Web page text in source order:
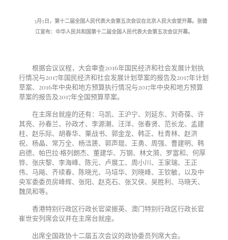
3月5 日，第十二届全国人民代表大会第五次会议在北京人民大会堂开幕。张德
江宣布：中华人民共和国第十二届全国人民代表大会第五次会议开幕。
根据会议议程，大会审查2016年国民经济和社会发展计划执
行情况与2017年国民经济和社会发展计划草案的报告及2017年计划
草案、2016年中央和地方预算执行情况与2017年中央和地方预算
草案的报告及2017年全国预算草案。
在主席台就座的还有：马凯、王沪宁、刘延东、刘奇葆、许
其亮、孙春兰、孙政才、李源潮、汪洋、张春贤、范长龙、孟建
柱、赵乐际、胡春华、栗战书、郭金龙、韩正、杜青林、赵洪
祝、杨晶、常万全、杨洁篪、郭声琨、王勇、周强、曹建明、韩
启德、帕巴拉·格列朗杰、董建华、万钢、林文漪、罗富和、何厚
铧、张庆黎、李海峰、陈元、卢展工、周小川、王家瑞、王正
伟、马飚、齐续春、陈晓光、马培华、刘晓峰、王钦敏，以及中
央军委委员房峰辉、张阳、赵克石、张又侠、吴胜利、马晓天、
魏凤和等。
香港特别行政区行政长官梁振英、澳门特别行政区行政长官
崔世安列席会议并在主席台就座。
出席全国政协十二届五次会议的政协委员列席大会。